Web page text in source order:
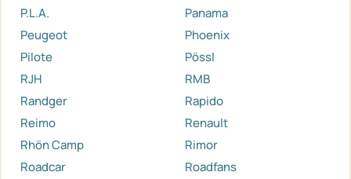
P.L.A.
Panama
Peugeot
Phoenix
Pilote
Pössl
RJH
RMB
Randger
Rapido
Reimo
Renault
Rhön Camp
Rimor
Roadcar
Roadfans